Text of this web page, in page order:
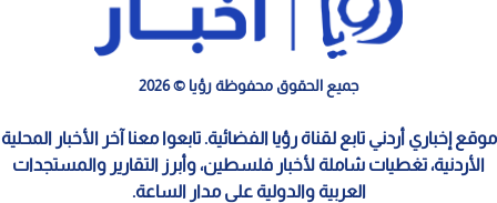
جميع الحقوق محفوظة رؤيا © 2026
موقع إخباري أردني تابع لقناة رؤيا الفضائية. تابعوا معنا آخر الأخبار المحلية
الأردنية، تغطيات شاملة لأخبار فلسطين، وأبرز التقارير والمستجدات
العربية والدولية على مدار الساعة.